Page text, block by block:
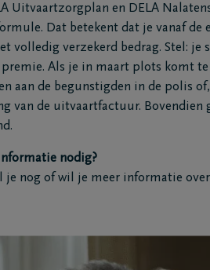
Onze locaties
Onze makelaars
Ons repatriëringscentrum
Uitvaartzorgplan en DELA
Dat betekent dat je vanaf
volledig verzekerd bedrag. Stel:
premie. Als je in maart plots komt
aan de begunstigden in de polis
van de uitvaartfactuur. Bovendien
nodig?
je nog of wil je meer informatie